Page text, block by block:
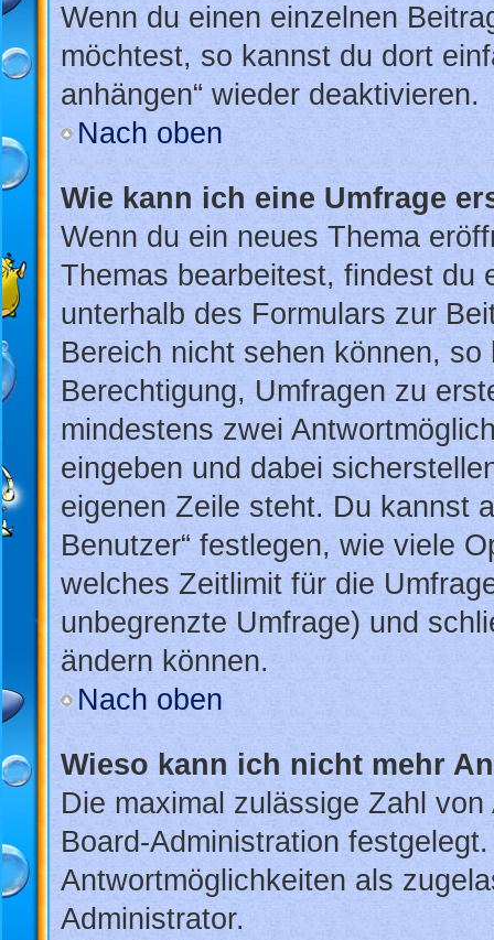
Wenn du einen einzelnen
möchtest, so kannst du dort
anhängen“ wieder deaktivieren.
Nach oben
Wie kann ich eine Umfrage
Wenn du ein neues Thema
Themas bearbeitest, findest du
unterhalb des Formulars zur
Bereich nicht sehen können,
Berechtigung, Umfragen zu
mindestens zwei
eingeben und dabei
eigenen Zeile steht. Du kannst
Benutzer“ festlegen, wie viele
welches Zeitlimit für die
unbegrenzte Umfrage) und
ändern können.
Nach oben
Wieso kann ich nicht mehr
Die maximal zulässige Zahl
Board-Administration
Antwortmöglichkeiten als
Administrator.